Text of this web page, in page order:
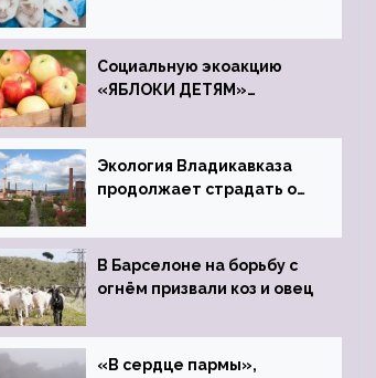
Социальную экоакцию
«ЯБЛОКИ ДЕТЯМ»
Экология Владикавказа
продолжает страдать от
завода
В Барселоне на борьбу с
огнём призвали коз и овец
«В сердце пармы»,